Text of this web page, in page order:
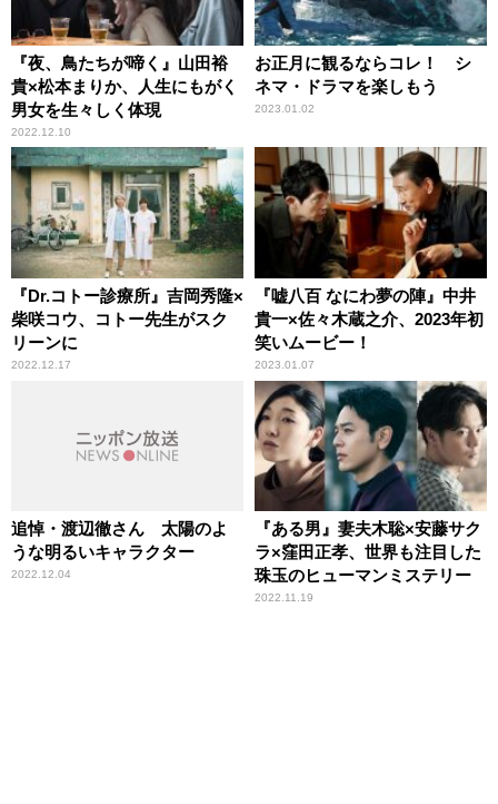
『夜、鳥たちが啼く』山田裕
貴×松本まりか、人生にもがく
男女を生々しく体現
2022.12.10
お正月に観るならコレ！ シ
ネマ・ドラマを楽しもう
2023.01.02
『Dr.コトー診療所』吉岡秀隆×
柴咲コウ、コトー先生がスク
リーンに
2022.12.17
『嘘八百 なにわ夢の陣』中井
貴一×佐々木蔵之介、2023年初
笑いムービー！
2023.01.07
追悼・渡辺徹さん 太陽のよ
うな明るいキャラクター
2022.12.04
『ある男』妻夫木聡×安藤サク
ラ×窪田正孝、世界も注目した
珠玉のヒューマンミステリー
2022.11.19